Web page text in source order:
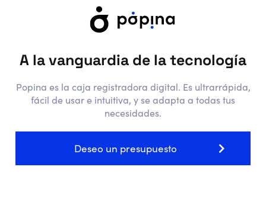
A la vanguardia de la tecnología
Popina es la caja registradora digital. Es ultrarrápida,
fácil de usar e intuitiva, y se adapta a todas tus
necesidades.
Deseo un presupuesto